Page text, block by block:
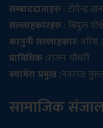
सम्बाददाताहरु: टोपेन्द्र
सल्लाहकारहरु: बिपुल
कानुनी सल्लाहकार:
प्राविधिक :राजन चौधरी
क्यामेरा प्रमुख :नवराज
सामाजिक